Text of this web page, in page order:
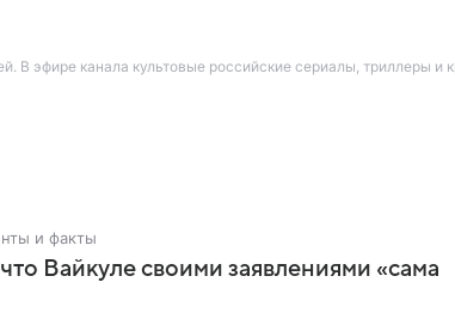
эфире канала культовые российские сериалы, триллеры
и факты
Вайкуле своими заявлениями «сама